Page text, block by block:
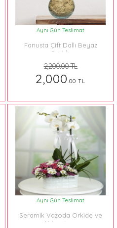
Aynı Gün Teslimat
Fanusta Çift Dallı Beyaz
Orkide
2,200.00 TL
2,000.00 TL
Aynı Gün Teslimat
Seramik Vazoda Orkide ve
Krizantem